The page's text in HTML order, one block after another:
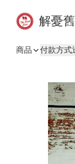
解憂
商品 付款方式